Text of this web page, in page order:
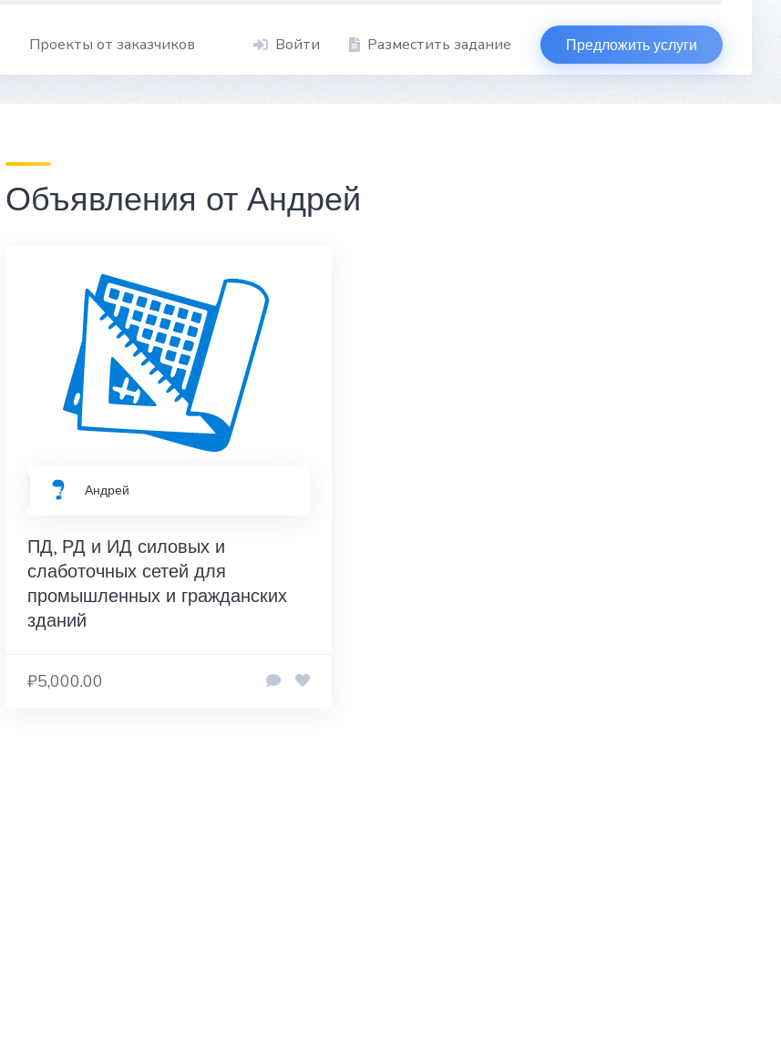
Проекты от заказчиков Войти Разместить задание Предложить услуги
Объявления от Андрей
Андрей
ПД, РД и ИД силовых и
слаботочных сетей для
промышленных и гражданских
зданий
₽5,000.00